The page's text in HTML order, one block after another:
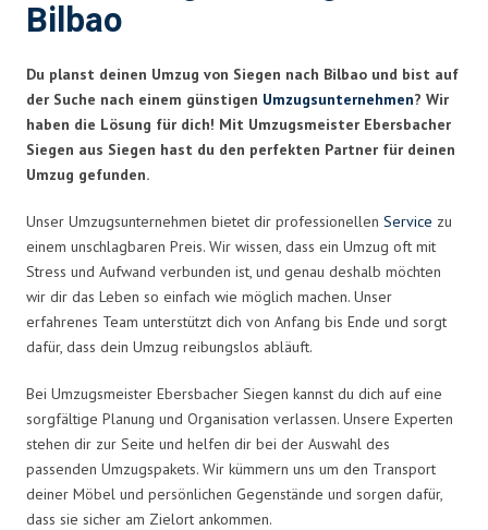
Bilbao
Du planst deinen Umzug von Siegen nach Bilbao und bist auf
der Suche nach einem günstigen Umzugsunternehmen? Wir
haben die Lösung für dich! Mit Umzugsmeister Ebersbacher
Siegen aus Siegen hast du den perfekten Partner für deinen
Umzug gefunden.
Unser Umzugsunternehmen bietet dir professionellen Service zu
einem unschlagbaren Preis. Wir wissen, dass ein Umzug oft mit
Stress und Aufwand verbunden ist, und genau deshalb möchten
wir dir das Leben so einfach wie möglich machen. Unser
erfahrenes Team unterstützt dich von Anfang bis Ende und sorgt
dafür, dass dein Umzug reibungslos abläuft.
Bei Umzugsmeister Ebersbacher Siegen kannst du dich auf eine
sorgfältige Planung und Organisation verlassen. Unsere Experten
stehen dir zur Seite und helfen dir bei der Auswahl des
passenden Umzugspakets. Wir kümmern uns um den Transport
deiner Möbel und persönlichen Gegenstände und sorgen dafür,
dass sie sicher am Zielort ankommen.